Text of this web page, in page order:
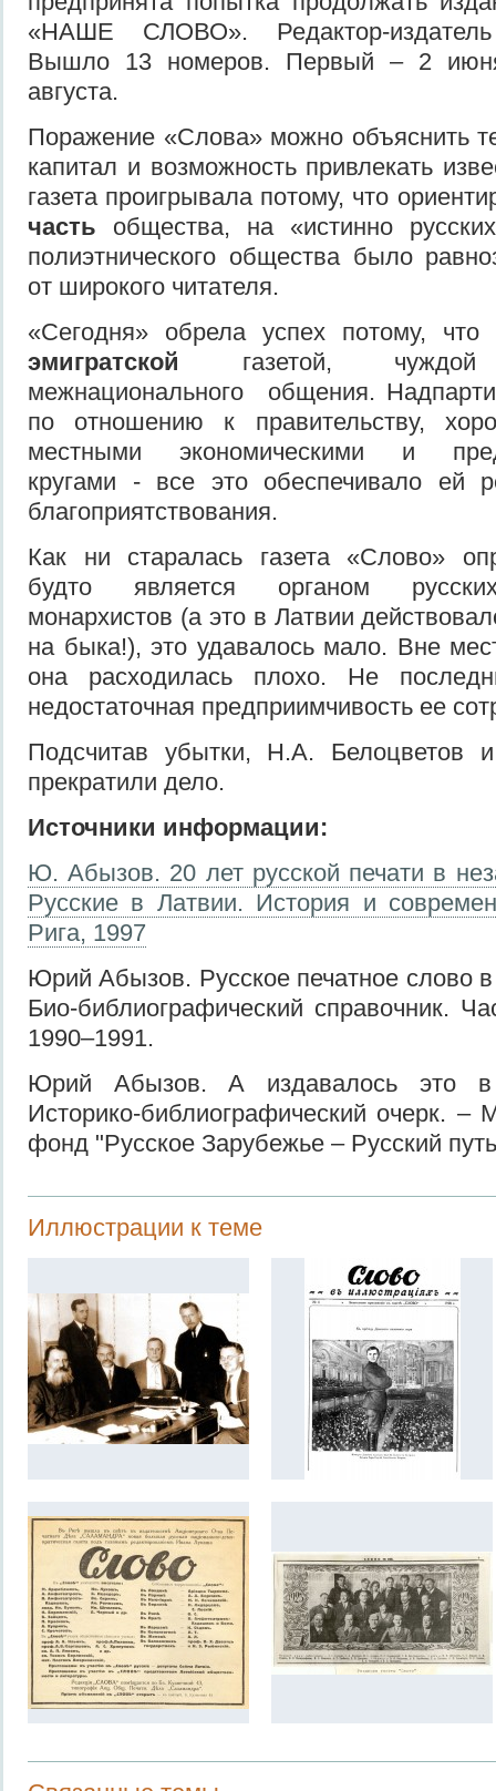
«НАШЕ СЛОВО». Редактор-
Вышло 13 номеров. Первый – 2
августа.
Поражение «Слова» можно объяснить
капитал и возможность привлекать
газета проигрывала потому, что
часть общества, на «истинно
полиэтнического общества было
от широкого читателя.
«Сегодня» обрела успех потому,
эмигратской газетой,
межнационального общения.
по отношению к правительству,
местными экономическими и
кругами - все это обеспечивало ей
благоприятствования.
Как ни старалась газета «Слово»
будто является органом
монархистов (а это в Латвии
на быка!), это удавалось мало. Вне
она расходилась плохо. Не
недостаточная предприимчивость ее
Подсчитав убытки, Н.А. Белоцветов
прекратили дело.
Источники информации:
Ю. Абызов. 20 лет русской печати в
Русские в Латвии. История и
Рига, 1997
Юрий Абызов. Русское печатное слово
Био-библиографический справочник.
1990–1991.
Юрий Абызов. А издавалось это в
Историко-библиографический очерк. –
фонд "Русское Зарубежье – Русский
Иллюстрации к теме